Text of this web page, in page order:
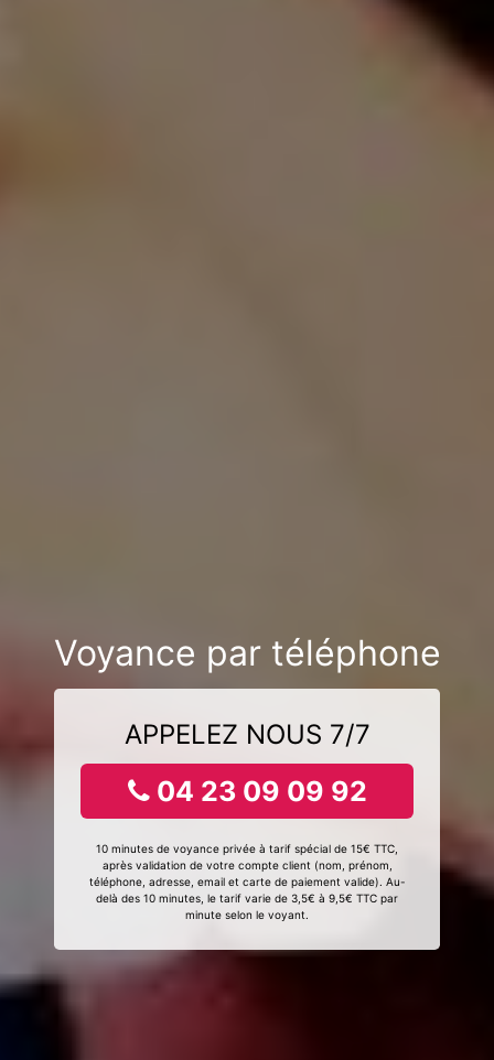
Voyance par téléphone
APPELEZ NOUS 7/7
04 23 09 09 92
10 minutes de voyance privée à tarif spécial de 15€ TTC,
après validation de votre compte client (nom, prénom,
téléphone, adresse, email et carte de paiement valide). Au-
delà des 10 minutes, le tarif varie de 3,5€ à 9,5€ TTC par
minute selon le voyant.